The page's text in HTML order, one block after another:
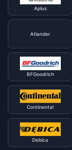
Aplus
Atlander
BFGoodrich
Continental
Debica